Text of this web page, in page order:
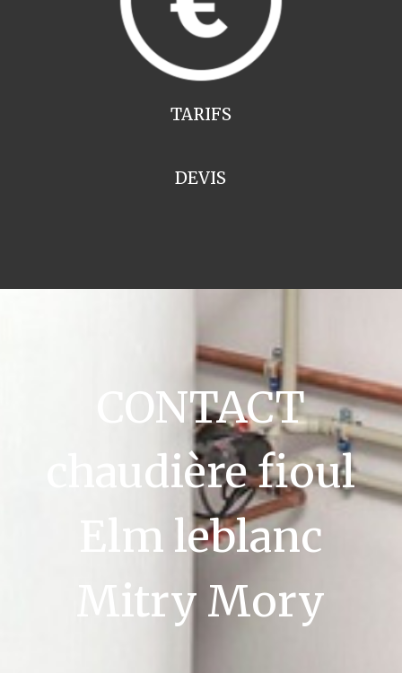
TARIFS
DEVIS
CONTACT
chaudière fioul
Elm leblanc
Mitry Mory